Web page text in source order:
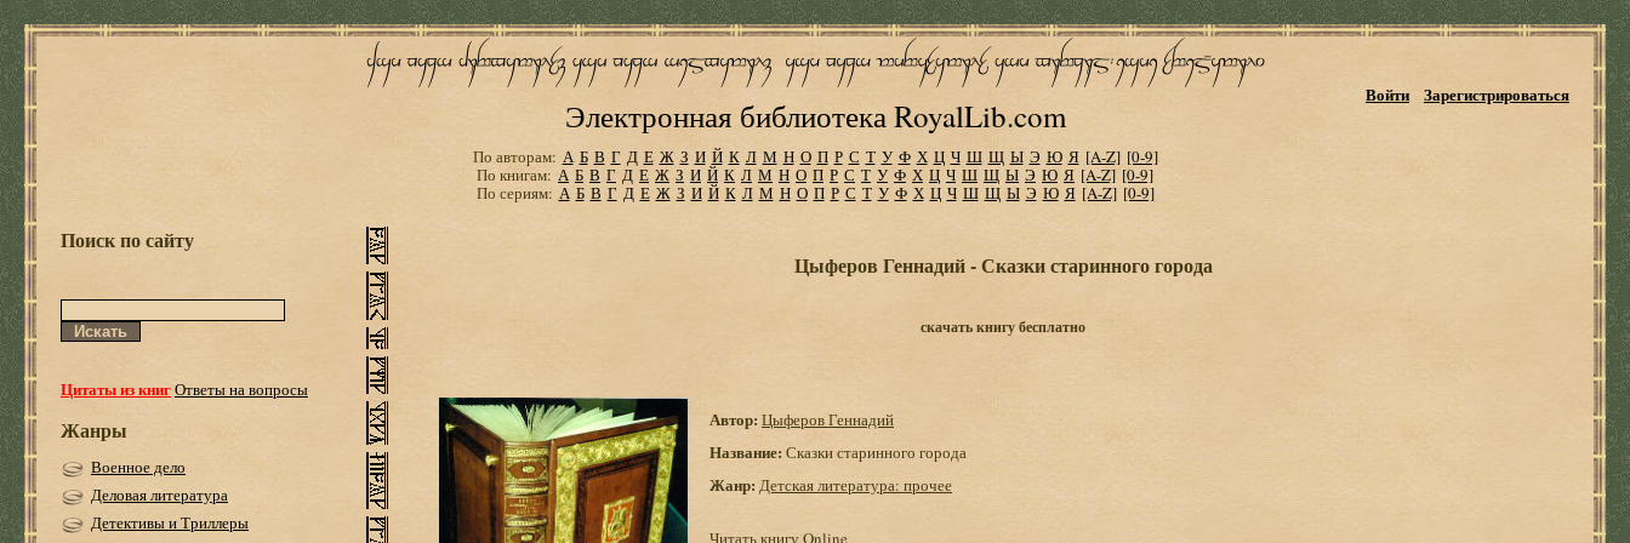
Электронная библиотека RoyalLib.com
Войти Зарегистрироваться
По авторам: А Б В Г Д Е Ж З И Й К Л М Н О П Р С Т У Ф Х Ц Ч Ш Щ Ы Э Ю Я [A-Z] [0-9]
По книгам: А Б В Г Д Е Ж З И Й К Л М Н О П Р С Т У Ф Х Ц Ч Ш Щ Ы Э Ю Я [A-Z] [0-9]
По сериям: А Б В Г Д Е Ж З И Й К Л М Н О П Р С Т У Ф Х Ц Ч Ш Щ Ы Э Ю Я [A-Z] [0-9]
Поиск по сайту
Цитаты из книгОтветы на вопросы
Жанры
Военное дело
Деловая литература
Детективы и Триллеры
Цыферов Геннадий - Сказки старинного города
скачать книгу бесплатно
Автор: Цыферов Геннадий
Название: Сказки старинного города
Жанр: Детская литература: прочее
Читать книгу Online